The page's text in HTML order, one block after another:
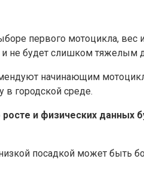
первого мотоцикла,
не будет слишком тяжелым
начинающим
городской среде.​
росте и физических данных
посадкой может быть